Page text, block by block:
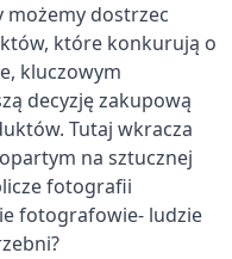
możemy dostrzec
które konkurują o
kluczowym
decyzję zakupową
Tutaj wkracza
na sztucznej
fotografii
fotografowie- ludzie